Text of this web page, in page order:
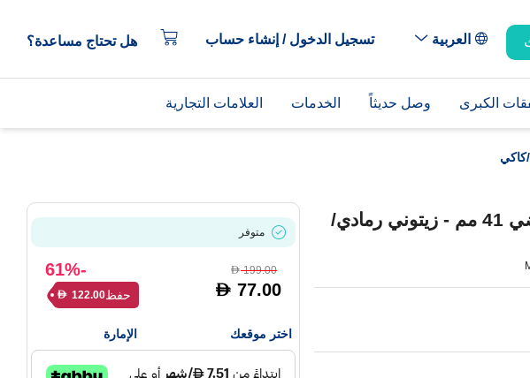
العربية تسجيل الدخول / إنشاء حساب هل تحتاج مساعدة؟
الكبرى وصل حديثاً الخدمات العلامات التجارية
أبل نايكي سوار رياضي 41 مم - زيتوني رمادي/
متوفر
D199.00
D 77.00
-61%
حفظ D 122.00
اختر موقعك الإمارة